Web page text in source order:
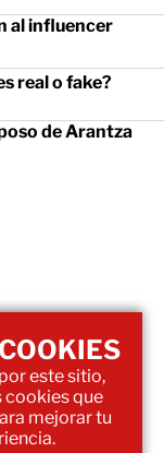
al influencer
real o fake?
de Arantza
este sitio,
cookies que
mejorar tu